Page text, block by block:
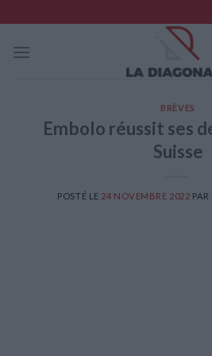
to
content
BRÈVES
Embolo réussit ses
Suisse
POSTÉ LE 24 NOVEMBRE 2022 PAR